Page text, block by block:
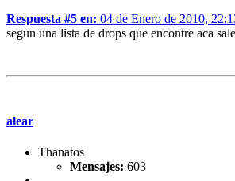
Respuesta #5 en: 04 de Enero de 2010,
segun una lista de drops que encontre aca
alear
Thanatos
Mensajes: 603